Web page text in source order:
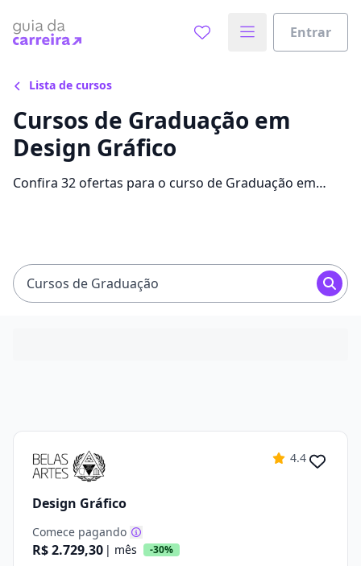
Entrar
Lista de cursos
Cursos de Graduação em
Design Gráfico
Confira 32 ofertas para o curso de Graduação em
Cursos de Graduação
4.4
Design Gráfico
Comece pagando
R$ 2.729,30 | mês -30%